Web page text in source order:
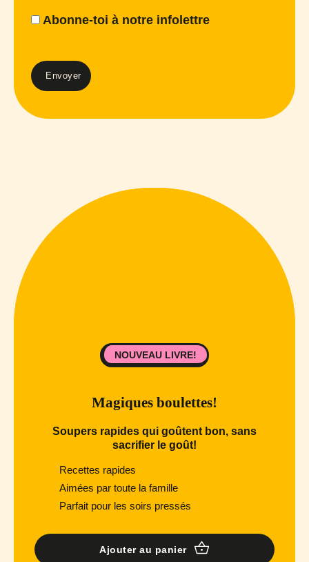
Abonne-toi à notre infolettre
Magiques boulettes!
Soupers rapides qui goûtent bon, sans
sacrifier le goût!
Recettes rapides
Aimées par toute la famille
Parfait pour les soirs pressés
Ajouter au panier
NOUVEAU LIVRE!